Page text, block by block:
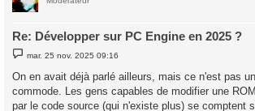
Re: Développer sur PC Engine en 2025 ?
e
s
a
mar. 25 nov. 2025 09:16
On en avait déjà parlé ailleurs, mais ce n'est pas
commode. Les gens capables de modifier une
par le code source (qui n'existe plus) se comptent